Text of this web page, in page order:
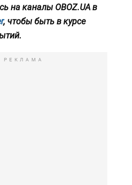
на каналы OBOZ.UA в
, чтобы быть в курсе
РЕКЛАМА